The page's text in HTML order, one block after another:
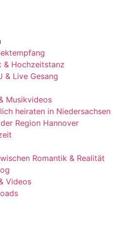
& Hochzeitstanz
& Live Gesang
Musikvideos
heiraten in Niedersachsen
Region Hannover
Romantik & Realität
Videos